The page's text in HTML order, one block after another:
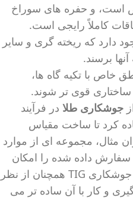
است، و حفره های سوراخ
کاملاً رایجی است.
دارد که ریخته گری و سایر
برسند.
خاص با تکیه گاه ها،
ساختاری قوی تر شوند.
جوشکاری طلا در فرآیند
کرد تا ساخت مقیاس
مثال، مجموعه ای از موارد
سفارش داده شده را امکان
پذیر کند. همانطور که تجهیزات جوشکاری TIG همچنان از نظر
و کار با آن ساده تر می